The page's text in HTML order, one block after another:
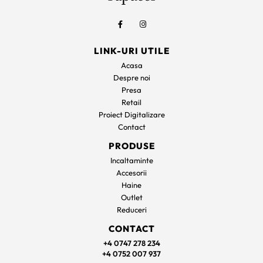
LINK-URI UTILE
Acasa
Despre noi
Presa
Retail
Proiect Digitalizare
Contact
PRODUSE
Incaltaminte
Accesorii
Haine
Outlet
Reduceri
CONTACT
+4 0747 278 234
+4 0752 007 937